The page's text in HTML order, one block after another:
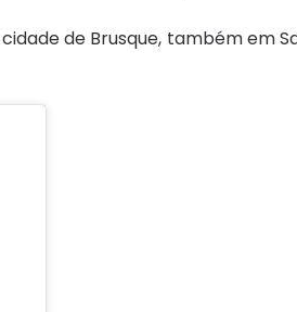
de Brusque, também em